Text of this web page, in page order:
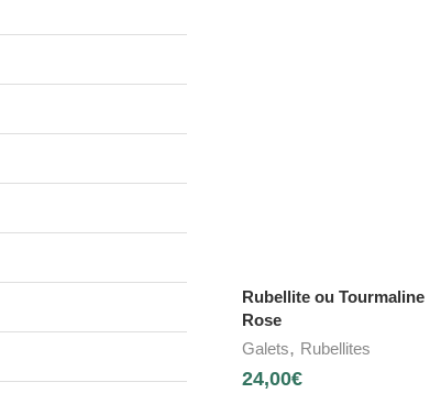
Rubellite ou Tourmaline
Rose
Galets, Rubellites
24,00€